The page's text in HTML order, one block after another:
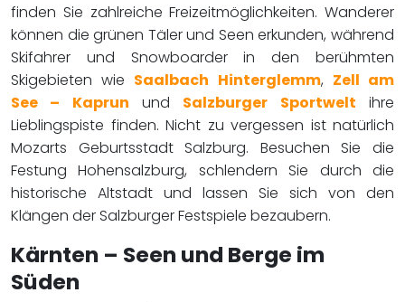
finden Sie zahlreiche Freizeitmöglichkeiten. Wanderer
können die grünen Täler und Seen erkunden, während
Skifahrer und Snowboarder in den berühmten
Skigebieten wie Saalbach Hinterglemm, Zell am
See – Kaprun und Salzburger Sportwelt ihre
Lieblingspiste finden. Nicht zu vergessen ist natürlich
Mozarts Geburtsstadt Salzburg. Besuchen Sie die
Festung Hohensalzburg, schlendern Sie durch die
historische Altstadt und lassen Sie sich von den
Klängen der Salzburger Festspiele bezaubern.
Kärnten – Seen und Berge im
Süden